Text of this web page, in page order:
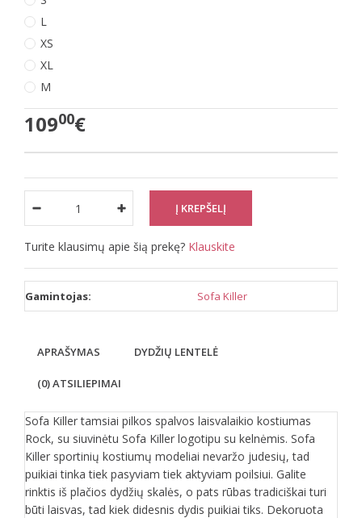
L
XS
XL
M
10900€
Turite klausimų apie šią prekę? Klauskite
Gamintojas: Sofa Killer
APRAŠYMAS DYDŽIŲ LENTELĖ
(0) ATSILIEPIMAI
Sofa Killer tamsiai pilkos spalvos laisvalaikio kostiumas
Rock, su siuvinėtu Sofa Killer logotipu su kelnėmis. Sofa
Killer sportinių kostiumų modeliai nevaržo judesių, tad
puikiai tinka tiek pasyviam tiek aktyviam poilsiui. Galite
rinktis iš plačios dydžių skalės, o pats rūbas tradiciškai turi
būti laisvas, tad kiek didesnis dydis puikiai tiks. Dekoruota